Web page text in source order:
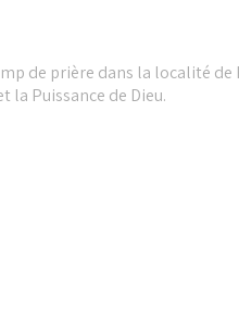
de prière dans la localité
la Puissance de Dieu.